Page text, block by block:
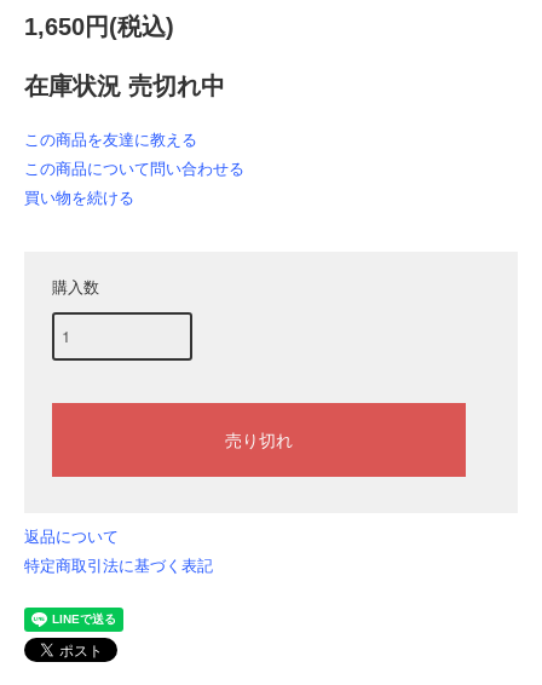
1,650円(税込)
在庫状況 売切れ中
この商品を友達に教える
この商品について問い合わせる
買い物を続ける
購入数
返品について
特定商取引法に基づく表記